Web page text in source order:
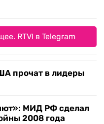
RTVI в Telegram
прочат в лидеры
МИД РФ сделал
2008 года